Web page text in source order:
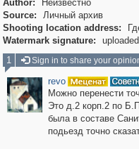
Author:
Неизвестно
Source:
Личный архив
Shooting location address:
Watermark signature:
1
Sign in to share your
revo
Можно перенести
Это д.2 корп.2 по
была в составе
подьезд точно